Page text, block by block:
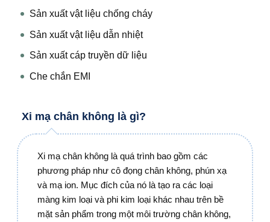
Sản xuất vật liệu chống cháy
Sản xuất vật liệu dẫn nhiệt
Sản xuất cáp truyền dữ liệu
Che chắn EMI
Xi mạ chân không là gì?
Xi mạ chân không là quá trình bao gồm các
phương pháp như cô đọng chân không, phún xạ
và mạ ion. Mục đích của nó là tạo ra các loại
màng kim loại và phi kim loại khác nhau trên bề
mặt sản phẩm trong một môi trường chân không,